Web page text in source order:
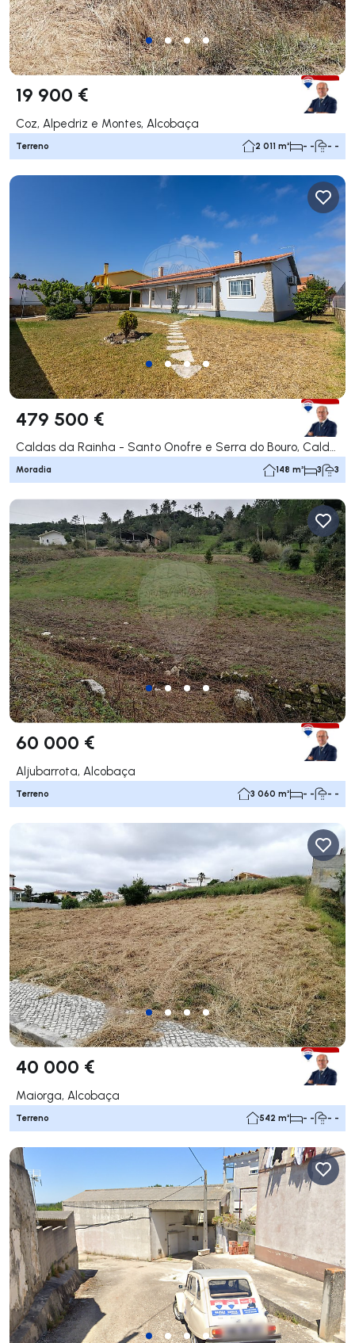
19 900 €
Coz, Alpedriz e Montes, Alcobaça
Terreno 2 011 m² - - - -
479 500 €
Caldas da Rainha - Santo Onofre e Serra do Bouro, Caldas da Rainha
Moradia 148 m² 3 3
60 000 €
Aljubarrota, Alcobaça
Terreno 3 060 m² - - - -
40 000 €
Maiorga, Alcobaça
Terreno 542 m² - - - -